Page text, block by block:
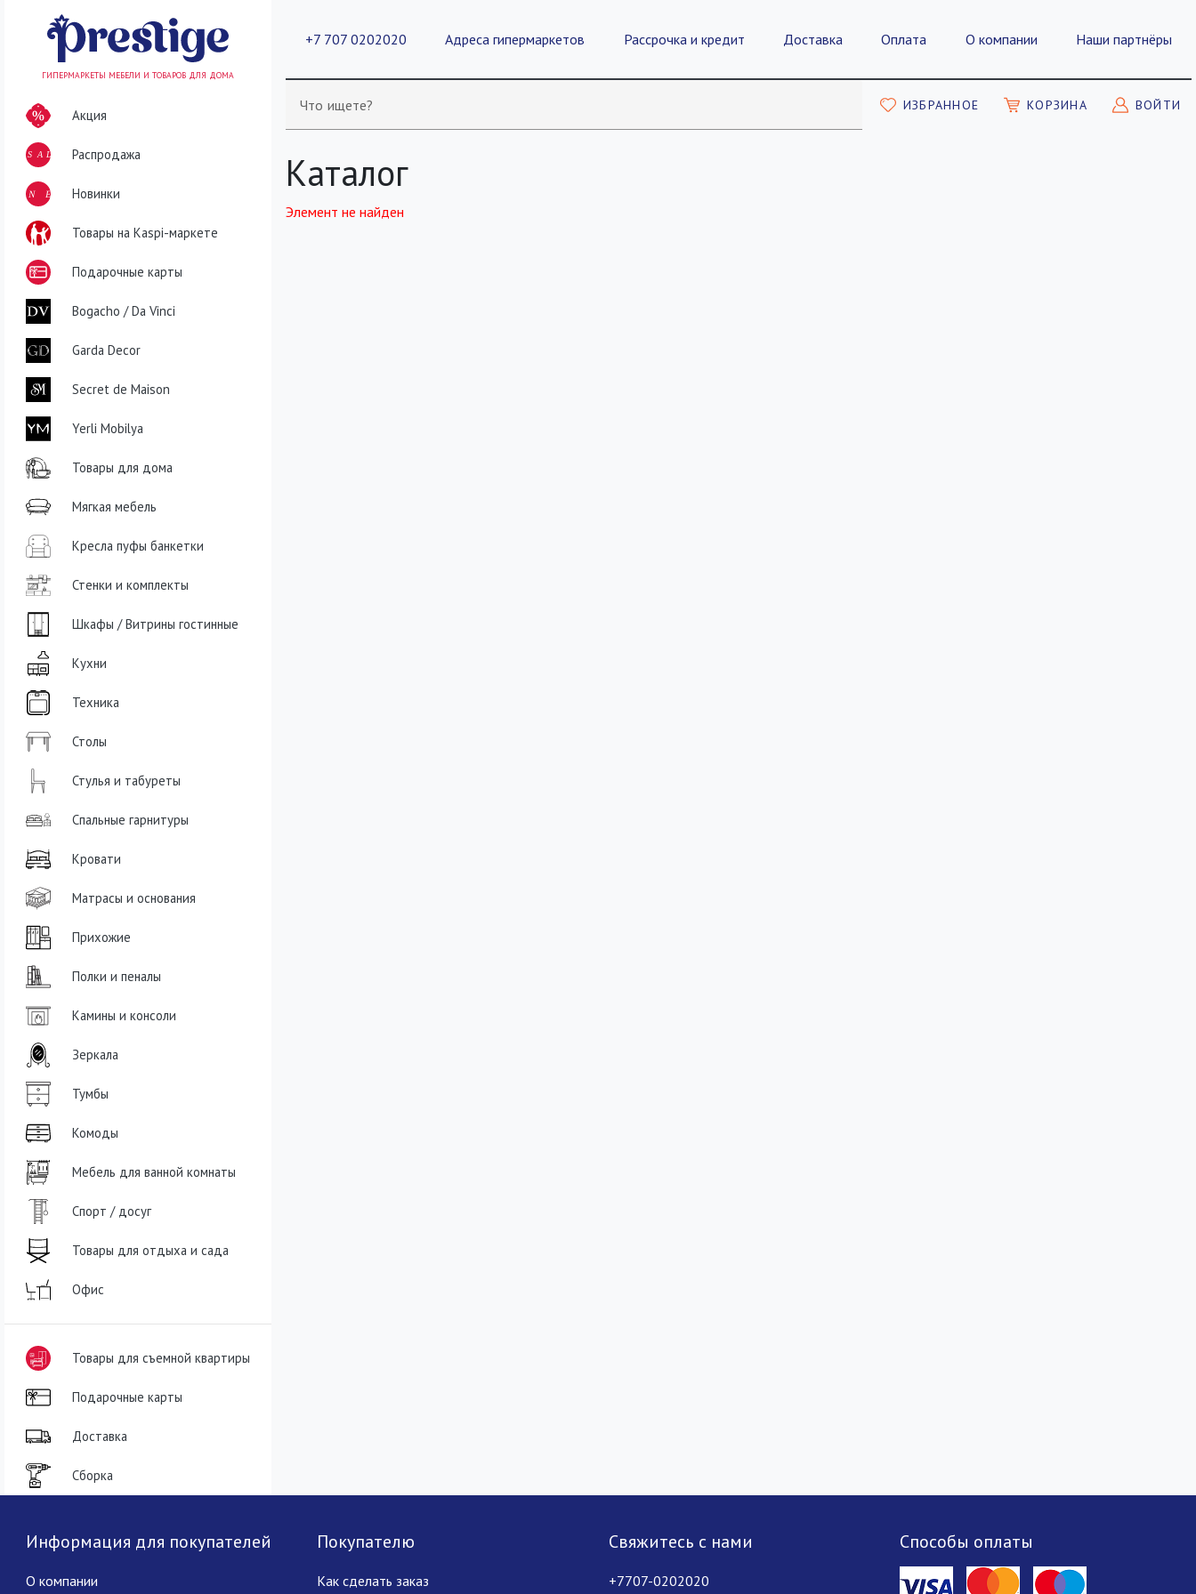
+7 707 0202020 Адреса гипермаркетов Рассрочка и кредит Доставка Оплата О компании Наши партнёры
Что ищете? ИЗБРАННОЕ КОРЗИНА ВОЙТИ
ГИПЕРМАРКЕТЫ МЕБЕЛИ И ТОВАРОВ ДЛЯ ДОМА
Акция
SALE Распродажа
NEWНовинки
Товары на Kaspi-маркете
Подарочные карты
Bogacho / Da Vinci
Garda Decor
Secret de Maison
Yerli Mobilya
Товары для дома
Мягкая мебель
Кресла пуфы банкетки
Стенки и комплекты
Шкафы / Витрины гостинные
Кухни
Техника
Столы
Стулья и табуреты
Спальные гарнитуры
Кровати
Матрасы и основания
Прихожие
Полки и пеналы
Камины и консоли
Зеркала
Тумбы
Комоды
Мебель для ванной комнаты
Спорт / досуг
Товары для отдыха и сада
Офис
Товары для съемной квартиры
Подарочные карты
Доставка
Сборка
Каталог
Элемент не найден
Информация для покупателей
О компании
Покупателю
Как сделать заказ
Свяжитесь с нами
+7707-0202020
Способы оплаты